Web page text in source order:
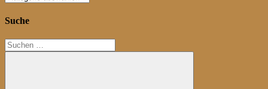
Suche
Suchen
nach: